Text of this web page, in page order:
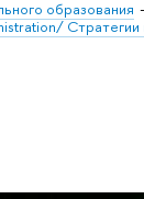
образования